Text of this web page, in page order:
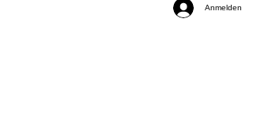
Anmelden